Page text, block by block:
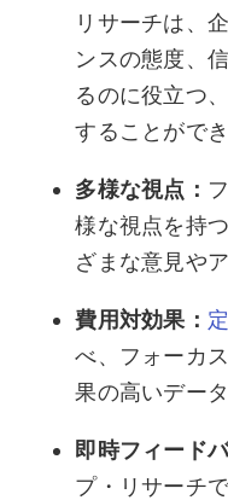
リサーチは、
ンスの態度、
るのに役立つ
することができ
多様な視点：
様な視点を持
ざまな意見や
費用対効果：
べ、フォーカ
果の高いデー
即時フィード
プ・リサーチ